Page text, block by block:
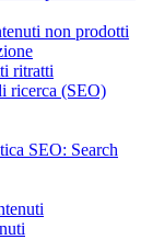
non prodotti
ritratti
ricerca (SEO)
SEO: Search